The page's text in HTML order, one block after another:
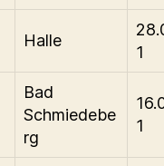
Halle
1
Bad
Schmiedebe
rg
1